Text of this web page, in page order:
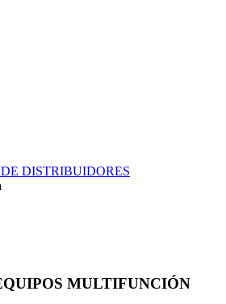
DISTRIBUIDORES
MULTIFUNCIÓN